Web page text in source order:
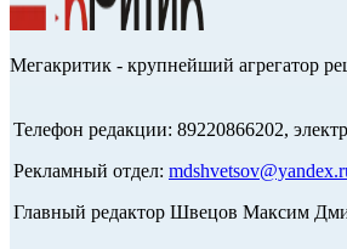
Мегакритик - крупнейший агрегатор
Телефон редакции: 89220866202,
Рекламный отдел:
Главный редактор Швецов Максим